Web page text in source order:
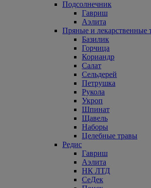
Подсолнечник
Гавриш
Аэлита
Пряные и лекарственные
Базилик
Горчица
Кориандр
Салат
Сельдерей
Петрушка
Рукола
Укроп
Шпинат
Щавель
Наборы
Целебные травы
Редис
Гавриш
Аэлита
НК ЛТД
СеДек